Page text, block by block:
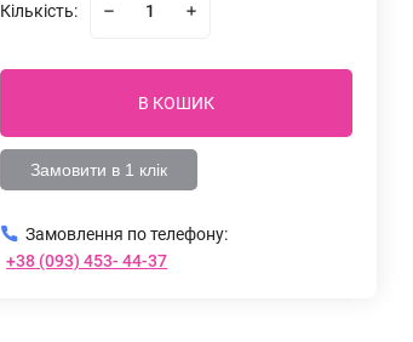
Кількість:
В КОШИК
Замовити в 1 клік
Замовлення по телефону:
+38 (093) 453- 44-37